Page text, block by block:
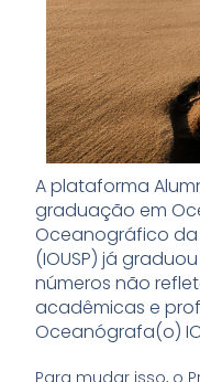
A plataforma
graduação em
Oceanográfico da
(IOUSP) já
números não
acadêmicas e
Oceanógrafa(o)